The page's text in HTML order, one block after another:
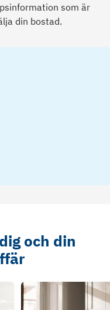
som är
din bostad.
och din